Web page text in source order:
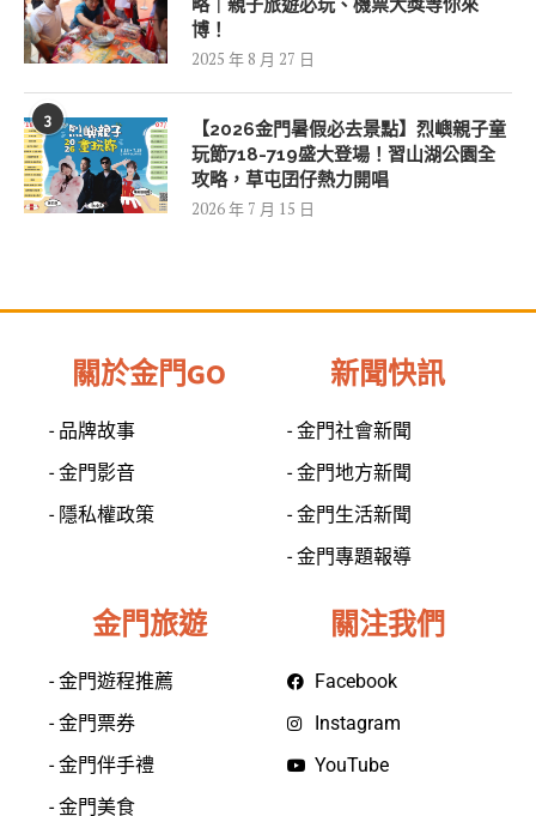
略｜親子旅遊必玩、機票大獎等你來
博！
2025 年 8 月 27 日
3
【2026金門暑假必去景點】烈嶼親子童
玩節718-719盛大登場！習山湖公園全
攻略，草屯囝仔熱力開唱
2026 年 7 月 15 日
關於金門GO
- 品牌故事
- 金門影音
- 隱私權政策
新聞快訊
- 金門社會新聞
- 金門地方新聞
- 金門生活新聞
- 金門專題報導
金門旅遊
- 金門遊程推薦
- 金門票券
- 金門伴手禮
- 金門美食
關注我們
Facebook
Instagram
YouTube